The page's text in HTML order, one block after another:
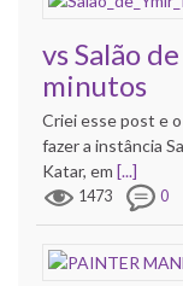
vs Salão
minutos
Criei esse post e
fazer a instância
Katar, em [...]
1473 0